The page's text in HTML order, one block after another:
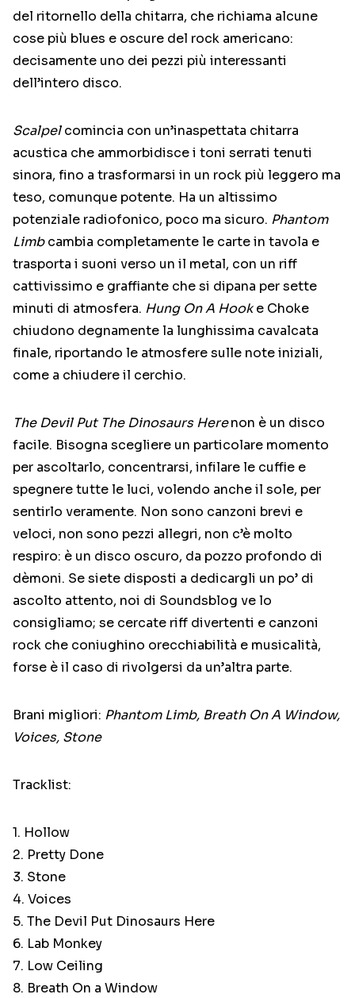
del ritornello della chitarra, che richiama alcune
cose più blues e oscure del rock americano:
decisamente uno dei pezzi più interessanti
dell’intero disco.
Scalpelcomincia con un’inaspettata chitarra
acustica che ammorbidisce i toni serrati tenuti
sinora, fino a trasformarsi in un rock più leggero ma
teso, comunque potente. Ha un altissimo
potenziale radiofonico, poco ma sicuro. Phantom
Limbcambia completamente le carte in tavola e
trasporta i suoni verso un il metal, con un riff
cattivissimo e graffiante che si dipana per sette
minuti di atmosfera. Hung On A Hooke Choke
chiudono degnamente la lunghissima cavalcata
finale, riportando le atmosfere sulle note iniziali,
come a chiudere il cerchio.
The Devil Put The Dinosaurs Herenon è un disco
facile. Bisogna scegliere un particolare momento
per ascoltarlo, concentrarsi, infilare le cuffie e
spegnere tutte le luci, volendo anche il sole, per
sentirlo veramente. Non sono canzoni brevi e
veloci, non sono pezzi allegri, non c’è molto
respiro: è un disco oscuro, da pozzo profondo di
dèmoni. Se siete disposti a dedicargli un po’ di
ascolto attento, noi di Soundsblog ve lo
consigliamo; se cercate riff divertenti e canzoni
rock che coniughino orecchiabilità e musicalità,
forse è il caso di rivolgersi da un’altra parte.
Brani migliori: Phantom Limb, Breath On A Window,
Voices, Stone
Tracklist:
1. Hollow
2. Pretty Done
3. Stone
4. Voices
5. The Devil Put Dinosaurs Here
6. Lab Monkey
7. Low Ceiling
8. Breath On a Window